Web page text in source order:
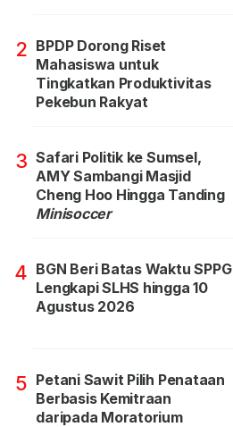
2 BPDP Dorong Riset
Mahasiswa untuk
Tingkatkan Produktivitas
Pekebun Rakyat
3 Safari Politik ke Sumsel,
AMY Sambangi Masjid
Cheng Hoo Hingga Tanding
Minisoccer
4 BGN Beri Batas Waktu SPPG
Lengkapi SLHS hingga 10
Agustus 2026
5 Petani Sawit Pilih Penataan
Berbasis Kemitraan
daripada Moratorium